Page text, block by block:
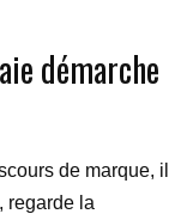
démarche
de marque, il
regarde la